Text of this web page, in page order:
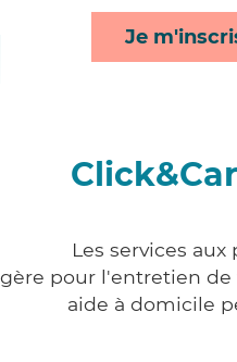
Je
Les services
pour l'entretien
aide à domicile